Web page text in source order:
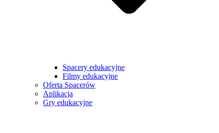
Spacery edukacyjne
Filmy edukacyjne
Oferta Spacerów
Aplikacja
Gry edukacyjne